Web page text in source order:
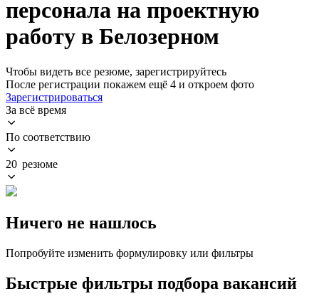
персонала на проектную
работу в Белозерном
Чтобы видеть все резюме, зарегистрируйтесь
После регистрации покажем ещё 4 и откроем фото
Зарегистрироваться
За всё время
По соответствию
20 резюме
Ничего не нашлось
Попробуйте изменить формулировку или фильтры
Быстрые фильтры подбора вакансий